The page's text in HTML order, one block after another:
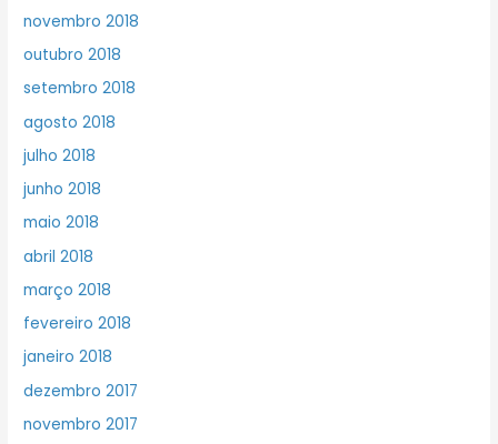
novembro 2018
outubro 2018
setembro 2018
agosto 2018
julho 2018
junho 2018
maio 2018
abril 2018
março 2018
fevereiro 2018
janeiro 2018
dezembro 2017
novembro 2017